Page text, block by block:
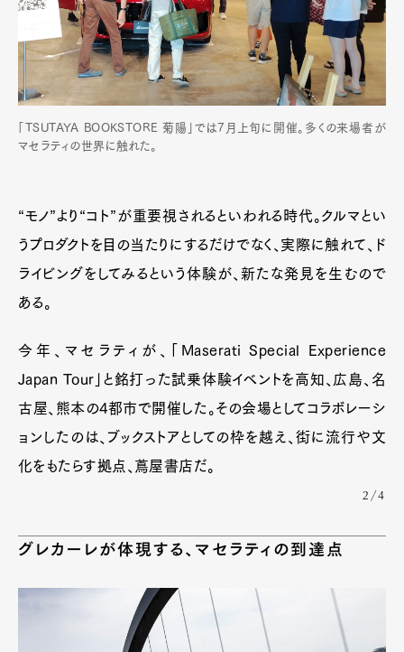
Art&DesignWatchFashion
Gourmet Cars
ProductCulture Lifestyle
「TSUTAYA BOOKSTORE 菊陽」では7月上旬に開催。多くの来場者が
マセラティの世界に触れた。
“モノ”より“コト”が重要視されるといわれる時代。クルマとい
うプロダクトを目の当たりにするだけでなく、実際に触れて、ド
ライビングをしてみるという体験が、新たな発見を生むので
ある。
今年、マセラティが、「Maserati Special Experience
Japan Tour」と銘打った試乗体験イベントを高知、広島、名
古屋、熊本の4都市で開催した。その会場としてコラボレーシ
ョンしたのは、ブックストアとしての枠を越え、街に流行や文
化をもたらす拠点、蔦屋書店だ。
2/4
グレカーレが体現する、マセラティの到達点